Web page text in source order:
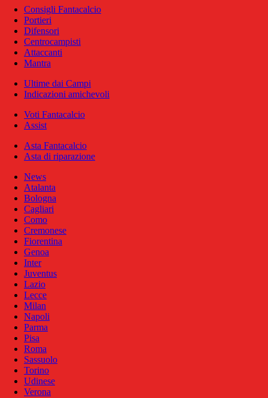
Consigli Fantacalcio
Portieri
Difensori
Centrocampisti
Attaccanti
Mantra
Ultime dai Campi
Indicazioni amichevoli
Voti Fantacalcio
Assist
Asta Fantacalcio
Asta di riparazione
News
Atalanta
Bologna
Cagliari
Como
Cremonese
Fiorentina
Genoa
Inter
Juventus
Lazio
Lecce
Milan
Napoli
Parma
Pisa
Roma
Sassuolo
Torino
Udinese
Verona